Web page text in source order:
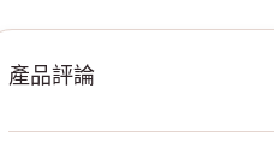
產品評論